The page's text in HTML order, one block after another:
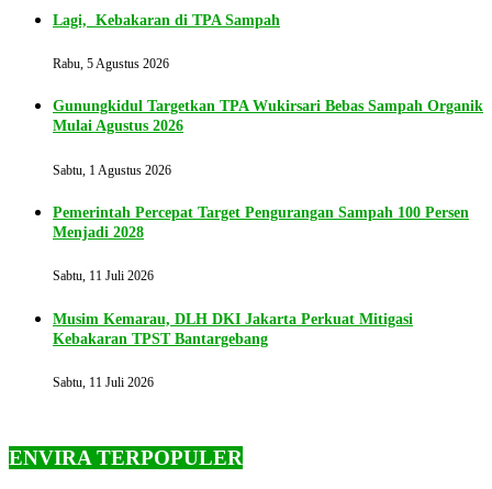
Lagi, Kebakaran di TPA Sampah
Rabu, 5 Agustus 2026
Gunungkidul Targetkan TPA Wukirsari Bebas Sampah Organik
Mulai Agustus 2026
Sabtu, 1 Agustus 2026
Pemerintah Percepat Target Pengurangan Sampah 100 Persen
Menjadi 2028
Sabtu, 11 Juli 2026
Musim Kemarau, DLH DKI Jakarta Perkuat Mitigasi
Kebakaran TPST Bantargebang
Sabtu, 11 Juli 2026
ENVIRA TERPOPULER